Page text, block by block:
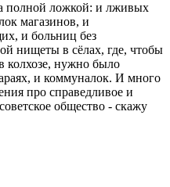
полной ложкой: и лживых
магазинов, и
и больниц без
нищеты в сёлах, где, чтобы
колхозе, нужно было
и коммуналок. И много
про справедливое и
общество - скажу